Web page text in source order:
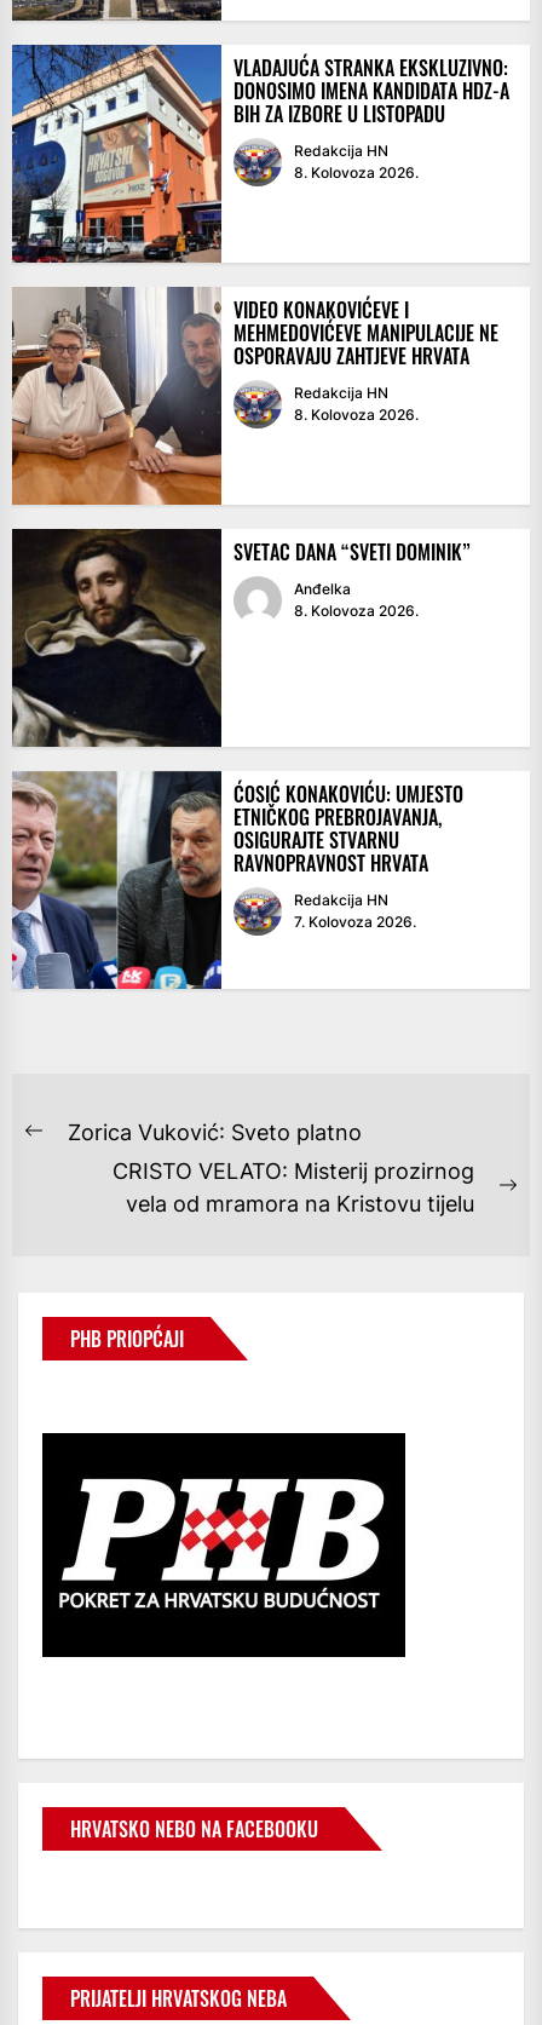
VLADAJUĆA STRANKA EKSKLUZIVNO:
DONOSIMO IMENA KANDIDATA HDZ-A
BIH ZA IZBORE U LISTOPADU
Redakcija HN
8. Kolovoza 2026.
VIDEO KONAKOVIĆEVE I
MEHMEDOVIĆEVE MANIPULACIJE NE
OSPORAVAJU ZAHTJEVE HRVATA
Redakcija HN
8. Kolovoza 2026.
SVETAC DANA “SVETI DOMINIK”
Anđelka
8. Kolovoza 2026.
ĆOSIĆ KONAKOVIĆU: UMJESTO
ETNIČKOG PREBROJAVANJA,
OSIGURAJTE STVARNU
RAVNOPRAVNOST HRVATA
Redakcija HN
7. Kolovoza 2026.
NAVIGACIJA
OBJAVA
Previous
Zorica Vuković: Sveto platno
CRISTO VELATO: Misterij prozirnog
vela od mramora na Kristovu tijelu
PHB PRIOPĆAJI
HRVATSKO NEBO NA FACEBOOKU
PRIJATELJI HRVATSKOG NEBA